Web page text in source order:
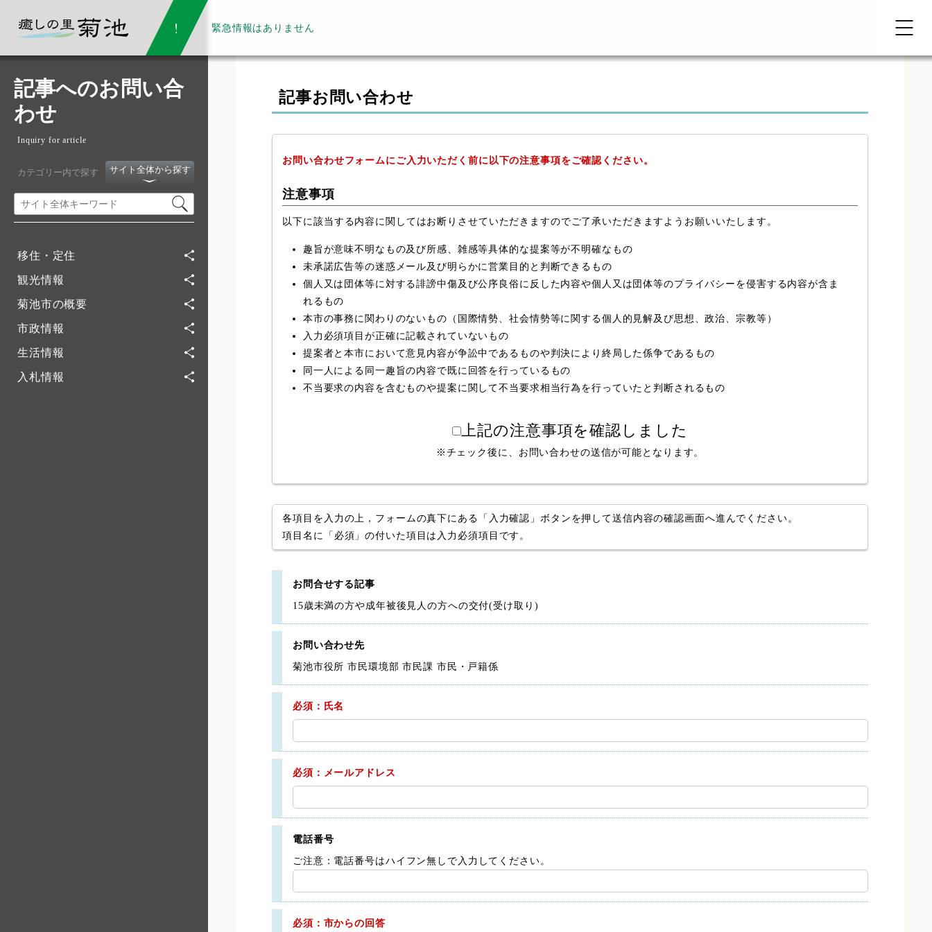
緊急情報はありません
記事へのお問い合
わせ
Inquiry for article
カテゴリー内で探す サイト全体から探す
移住・定住
観光情報
菊池市の概要
市政情報
生活情報
入札情報
記事お問い合わせ
お問い合わせフォームにご入力いただく前に以下の注意事項をご確認ください。
注意事項
以下に該当する内容に関してはお断りさせていただきますのでご了承いただきますようお願いいたします。
趣旨が意味不明なもの及び所感、雑感等具体的な提案等が不明確なもの
未承諾広告等の迷惑メール及び明らかに営業目的と判断できるもの
個人又は団体等に対する誹謗中傷及び公序良俗に反した内容や個人又は団体等のプライバシーを侵害する内容が含ま
れるもの
本市の事務に関わりのないもの（国際情勢、社会情勢等に関する個人的見解及び思想、政治、宗教等）
入力必須項目が正確に記載されていないもの
提案者と本市において意見内容が争訟中であるものや判決により終局した係争であるもの
同一人による同一趣旨の内容で既に回答を行っているもの
不当要求の内容を含むものや提案に関して不当要求相当行為を行っていたと判断されるもの
上記の注意事項を確認しました
※チェック後に、お問い合わせの送信が可能となります。
各項目を入力の上，フォームの真下にある「入力確認」ボタンを押して送信内容の確認画面へ進んでください。
項目名に「必須」の付いた項目は入力必須項目です。
お問合せする記事
15歳未満の方や成年被後見人の方への交付(受け取り)
お問い合わせ先
菊池市役所 市民環境部 市民課 市民・戸籍係
必須：氏名
必須：メールアドレス
電話番号
ご注意：電話番号はハイフン無しで入力してください。
必須：市からの回答